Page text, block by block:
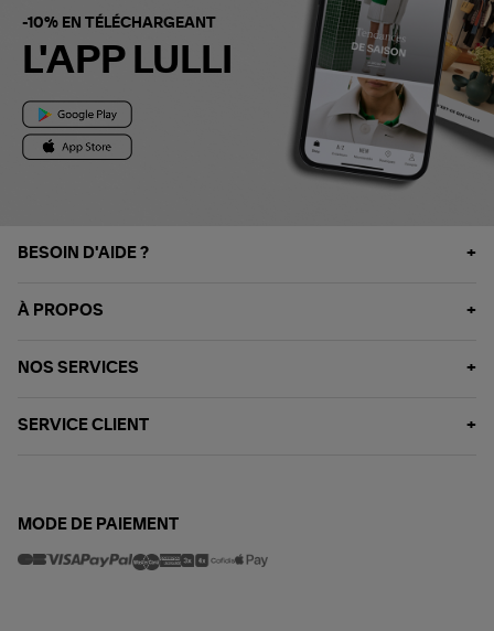
-10% EN TÉLÉCHARGEANT
L'APP LULLI
BESOIN D'AIDE ?
À PROPOS
NOS SERVICES
SERVICE CLIENT
MODE DE PAIEMENT